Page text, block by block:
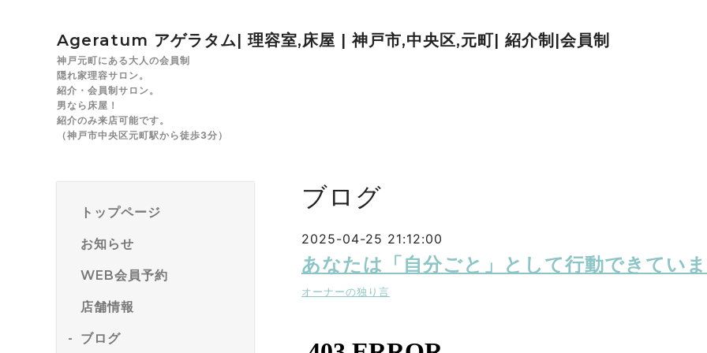
Ageratum アゲラタム| 理容室,床屋 | 神戸市,中央区,元町| 紹介制|会員制
神戸元町にある大人の会員制
隠れ家理容サロン。
紹介・会員制サロン。
男なら床屋！
紹介のみ来店可能です。
（神戸市中央区元町駅から徒歩3分）
トップページ
お知らせ
WEB会員予約
店舗情報
ブログ
ブログ
2025-04-25 21:12:00
あなたは「自分ごと」として行動できてい
オーナーの独り言